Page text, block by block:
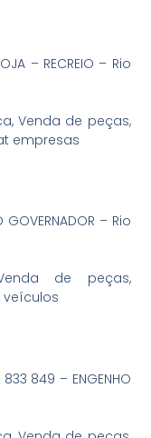
– RECREIO – Rio
Venda de peças,
empresas
GOVERNADOR – Rio
de peças,
veículos
833 849 – ENGENHO